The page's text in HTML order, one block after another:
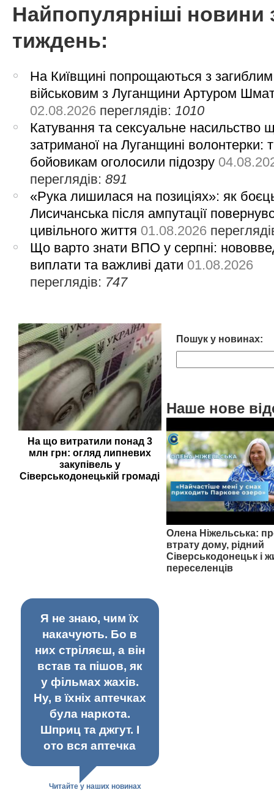
Найпопулярніші новини
тиждень:
На Київщині попрощаються з загиблим
військовим з Луганщини Артуром
02.08.2026 переглядів: 1010
Катування та сексуальне насильство
затриманої на Луганщині волонтерки:
бойовикам оголосили підозру
переглядів:891
«Рука лишилася на позиціях»: як
Лисичанська після ампутації
цивільного життя 01.08.2026
Що варто знати ВПО у серпні:
виплати та важливі дати 01.08.2026
переглядів: 747
На що витратили понад 3
млн грн: огляд липневих
закупівель у
Сіверськодонецькій громаді
Пошук у новинах:
Наше нове
Олена Ніжельська:
втрату дому, рідний
Сіверськодонецьк і
переселенців
Я не знаю, чим їх
накачують. Бо в
них стріляєш, а він
встав та пішов, як
у фільмах жахів.
Ну, в їхніх аптечках
була наркота.
Шприц та джгут. І
ото вся аптечка
Читайте у наших новинах